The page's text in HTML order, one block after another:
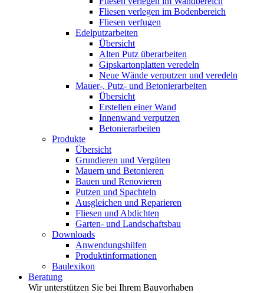
Fliesen verlegen im Bodenbereich
Fliesen verfugen
Edelputzarbeiten
Übersicht
Alten Putz überarbeiten
Gipskartonplatten veredeln
Neue Wände verputzen und veredeln
Mauer-, Putz- und Betonierarbeiten
Übersicht
Erstellen einer Wand
Innenwand verputzen
Betonierarbeiten
Produkte
Übersicht
Grundieren und Vergüten
Mauern und Betonieren
Bauen und Renovieren
Putzen und Spachteln
Ausgleichen und Reparieren
Fliesen und Abdichten
Garten- und Landschaftsbau
Downloads
Anwendungshilfen
Produktinformationen
Baulexikon
Beratung
Wir unterstützen Sie bei Ihrem Bauvorhaben